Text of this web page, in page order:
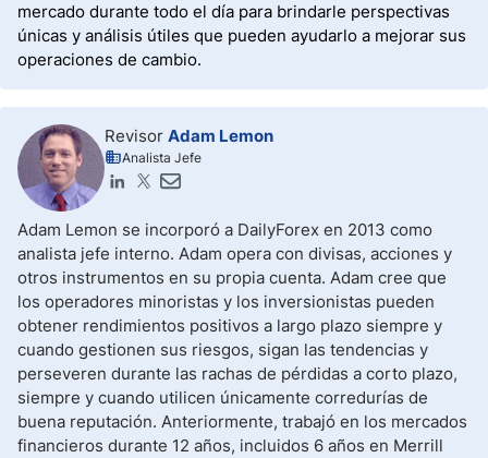
mercado durante todo el día para brindarle perspectivas
únicas y análisis útiles que pueden ayudarlo a mejorar sus
operaciones de cambio.
Revisor Adam Lemon
Analista Jefe
Adam Lemon se incorporó a DailyForex en 2013 como
analista jefe interno. Adam opera con divisas, acciones y
otros instrumentos en su propia cuenta. Adam cree que
los operadores minoristas y los inversionistas pueden
obtener rendimientos positivos a largo plazo siempre y
cuando gestionen sus riesgos, sigan las tendencias y
perseveren durante las rachas de pérdidas a corto plazo,
siempre y cuando utilicen únicamente corredurías de
buena reputación. Anteriormente, trabajó en los mercados
financieros durante 12 años, incluidos 6 años en Merrill